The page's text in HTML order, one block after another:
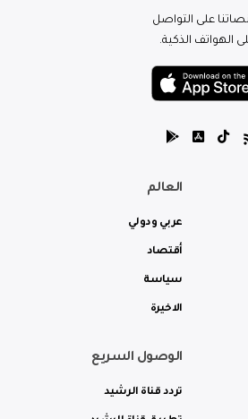
على التواصل
الهواتف الذكية.
العالم
عربي ودولي
أقتصاد
سياسة
الاخيرة
الوصول السريع
تردد قناة الرشيد